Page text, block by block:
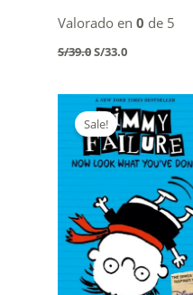
Valorado en 0 de 5
S/39.0Original
S/39.0.
S/33.0Current
S/33.0.
Sale!